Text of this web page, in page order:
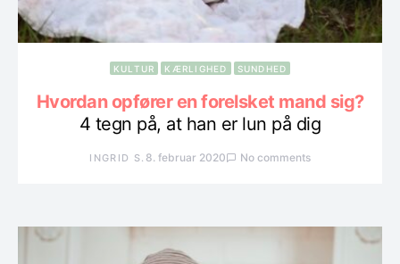
KULTUR KÆRLIGHED SUNDHED
Hvordan opfører en forelsket mand sig?
4 tegn på, at han er lun på dig
INGRID S. 8. februar 2020 No comments